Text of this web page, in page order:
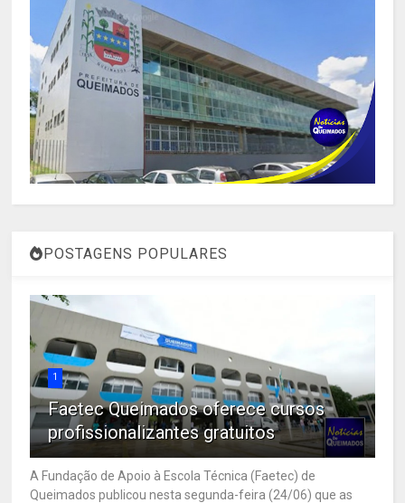
POSTAGENS POPULARES
1
Faetec Queimados oferece cursos
profissionalizantes gratuitos
A Fundação de Apoio à Escola Técnica (Faetec) de
Queimados publicou nesta segunda-feira (24/06) que as